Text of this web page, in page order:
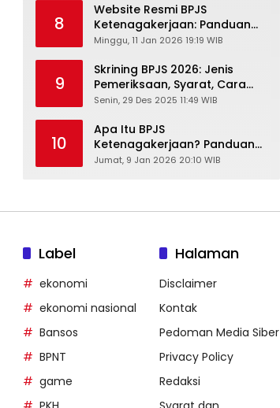
JKN-KIS
8
Website Resmi BPJS
Ketenagakerjaan: Panduan
Lengkap Akses dan Fitur
Minggu, 11 Jan 2026 19:19 WIB
9
Skrining BPJS 2026: Jenis
Pemeriksaan, Syarat, Cara
Daftar & Cek Riwayat
Senin, 29 Des 2025 11:49 WIB
10
Apa Itu BPJS
Ketenagakerjaan? Panduan
Lengkap untuk Pekerja dan
Jumat, 9 Jan 2026 20:10 WIB
Label
ekonomi
ekonomi nasional
Bansos
BPNT
game
Halaman
Disclaimer
Kontak
Pedoman Media Siber
Privacy Policy
Redaksi